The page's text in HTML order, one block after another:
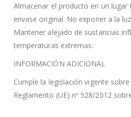
Almacenar el producto en un
envase original. No exponer a la
Mantener alejado de sustancias
temperaturas extremas.
INFORMACIÓN ADICIONAL
Cumple la legislación vigente
Reglamento (UE) nº 528/2012